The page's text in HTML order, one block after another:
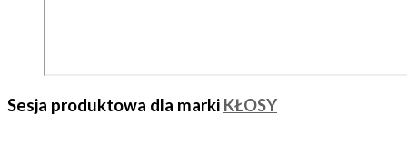
Sesja produktowa dla marki KŁOSY